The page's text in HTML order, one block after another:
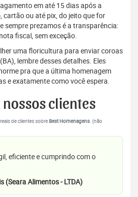
em até 15 dias após a
cartão ou até pix, do jeito que for
sempre prezamos é a transparência:
fiscal, sem exceção.
uma floricultura para enviar coroas
lembre desses detalhes. Eles
pra que a última homenagem
e exatamente como você espera.
nossos clientes
de clientes sobre Best Homenagens. (não
eficiente e cumprindo com o
(Seara Alimentos - LTDA)